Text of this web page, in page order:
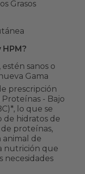
Grasos
HPM?
sanos o
Gama
prescripción
Proteínas - Bajo
lo que se
hidratos de
proteínas,
animal de
nutrición que
necesidades